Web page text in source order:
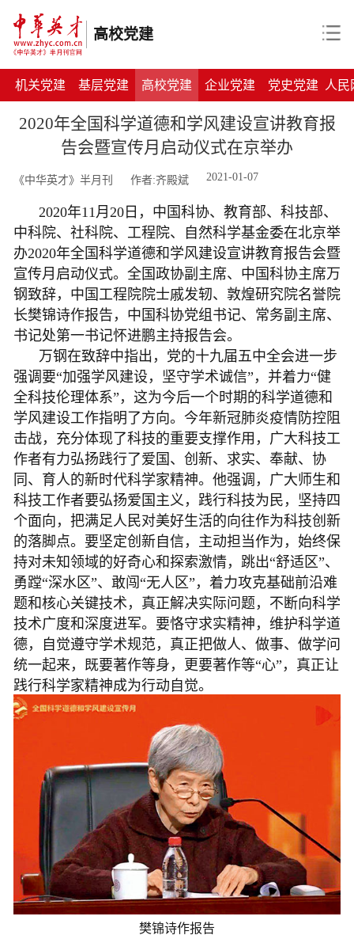
高校党建
机关党建 基层党建 高校党建 企业党建 党史党建 人民
2020年全国科学道德和学风建设宣讲教育报
告会暨宣传月启动仪式在京举办
《中华英才》半月刊 作者:齐殿斌 2021-01-07
2020年11月20日，中国科协、教育部、科技部、
中科院、社科院、工程院、自然科学基金委在北京举
办2020年全国科学道德和学风建设宣讲教育报告会暨
宣传月启动仪式。全国政协副主席、中国科协主席万
钢致辞，中国工程院院士戚发轫、敦煌研究院名誉院
长樊锦诗作报告，中国科协党组书记、常务副主席、
书记处第一书记怀进鹏主持报告会。
万钢在致辞中指出，党的十九届五中全会进一步
强调要“加强学风建设，坚守学术诚信”，并着力“健
全科技伦理体系”，这为今后一个时期的科学道德和
学风建设工作指明了方向。今年新冠肺炎疫情防控阻
击战，充分体现了科技的重要支撑作用，广大科技工
作者有力弘扬践行了爱国、创新、求实、奉献、协
同、育人的新时代科学家精神。他强调，广大师生和
科技工作者要弘扬爱国主义，践行科技为民，坚持四
个面向，把满足人民对美好生活的向往作为科技创新
的落脚点。要坚定创新自信，主动担当作为，始终保
持对未知领域的好奇心和探索激情，跳出“舒适区”、
勇蹚“深水区”、敢闯“无人区”，着力攻克基础前沿难
题和核心关键技术，真正解决实际问题，不断向科学
技术广度和深度进军。要恪守求实精神，维护科学道
德，自觉遵守学术规范，真正把做人、做事、做学问
统一起来，既要著作等身，更要著作等“心”，真正让
践行科学家精神成为行动自觉。
樊锦诗作报告